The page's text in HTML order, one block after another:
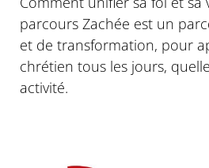
parcours Zachée est un
et de transformation, pour
chrétien tous les jours,
activité.